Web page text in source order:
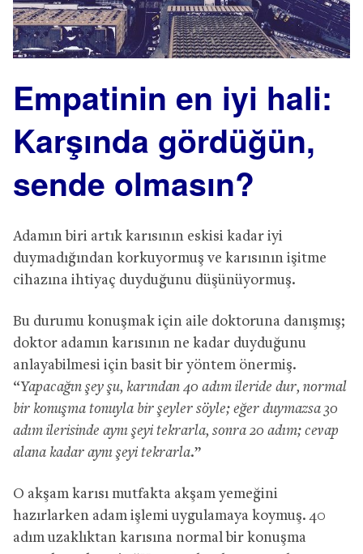
Empatinin en iyi hali:
Karşında gördüğün,
sende olmasın?
Adamın biri artık karısının eskisi kadar iyi
duymadığından korkuyormuş ve karısının işitme
cihazına ihtiyaç duyduğunu düşünüyormuş.
Bu durumu konuşmak için aile doktoruna danışmış;
doktor adamın karısının ne kadar duyduğunu
anlayabilmesi için basit bir yöntem önermiş.
“Yapacağın şey şu, karından 40 adım ileride dur, normal
bir konuşma tonuyla bir şeyler söyle; eğer duymazsa 30
adım ilerisinde aynı şeyi tekrarla, sonra 20 adım; cevap
alana kadar aynı şeyi tekrarla.”
O akşam karısı mutfakta akşam yemeğini
hazırlarken adam işlemi uygulamaya koymuş. 40
adım uzaklıktan karısına normal bir konuşma